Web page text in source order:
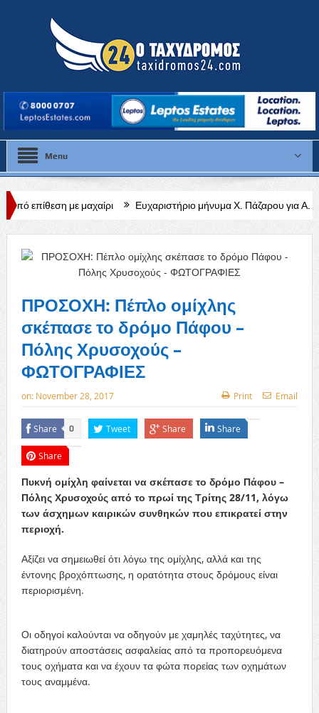
Menu
Ευχαριστήριο μήνυμα Χ. Πάζαρου για Α. Βαφεάδη
ΠΡΟΣΟΧΗ: Πέπλο ομίχλης
σκέπασε το δρόμο Πάφου –
Πόλης Χρυσοχούς –
ΦΩΤΟΓΡΑΦΙΕΣ
on: November 28, 2017 Print Email
Share 0 Tweet Share Share
Share
Πυκνή ομίχλη φαίνεται να σκέπασε το δρόμο Πάφου –
Πόλης Χρυσοχούς από το πρωί της Τρίτης 28/11, λόγω
των άσχημων καιρικών συνθηκών που επικρατεί στην
περιοχή.
Αξίζει να σημειωθεί ότι λόγω της ομίχλης, αλλά και της
έντονης βροχόπτωσης, η ορατότητα στους δρόμους είναι
περιορισμένη.
Οι οδηγοί καλούνται να οδηγούν με χαμηλές ταχύτητες, να
διατηρούν αποστάσεις ασφαλείας από τα προπορευόμενα
τους οχήματα και να έχουν τα φώτα πορείας των οχημάτων
τους αναμμένα.